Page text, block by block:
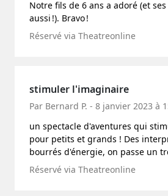
Notre fils de 6 ans a adoré (et
aussi !). Bravo !
Réservé via Theatreonline
stimuler l'imaginaire
Par Bernard P. - 8 janvier 2023 à
un spectacle d'aventures qui
pour petits et grands ! Des
bourrés d'énergie, on passe un
Réservé via Theatreonline